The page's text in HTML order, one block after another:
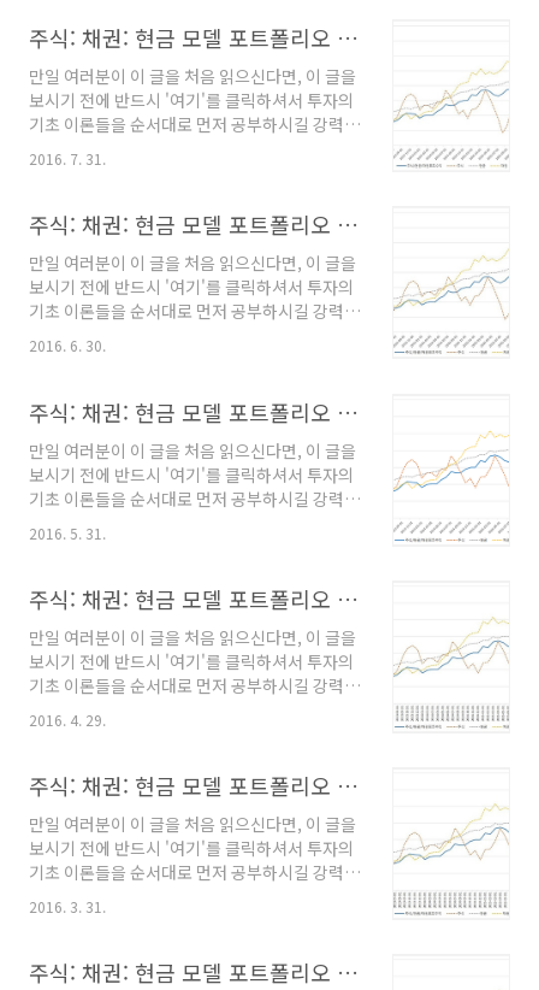
정립된 투자 규칙을 흔들림없이 오랜 기간 유지
----------------------------------------------
-------------------------- 주식:채권:현금 혼합
평균 모멘텀 비중 분산투자 전략(전략에 대한 상
세한 내용은 링크를 클릭하시기 바랍니다.) 2016
주식: 채권: 현금 모델 포트폴리오 (16)
만일 여러분이 이 글을 처음 읽으신다면, 이 글을
보시기 전에 반드시 '여기'를 클릭하셔서 투자의
기초 이론들을 순서대로 먼저 공부하시길 강력히
요청합니다. 왜냐하면, 이 내용을 알고 있지 않으
면 왜 이런 식의 투자를 해야하는지 이해하기 어
정립된 투자 규칙을 흔들림없이 오랜 기간 유지
----------------------------------------------
-------------------------- 주식:채권:현금 혼합
평균 모멘텀 비중 분산투자 전략(전략에 대한 상
세한 내용은 링크를 클릭하시기 바랍니다.) 2016
2016. 7. 31.
주식: 채권: 현금 모델 포트폴리오 (15)
만일 여러분이 이 글을 처음 읽으신다면, 이 글을
보시기 전에 반드시 '여기'를 클릭하셔서 투자의
기초 이론들을 순서대로 먼저 공부하시길 강력히
요청합니다. 왜냐하면, 이 내용을 알고 있지 않으
면 왜 이런 식의 투자를 해야하는지 이해하기 어
정립된 투자 규칙을 흔들림없이 오랜 기간 유지
하기가 사실상 불가능하기 때문입니다. --------
----------------------------------------------
-------------------------- 주식:채권:현금 혼합
평균 모멘텀 비중 분산투자 전략(전략에 대한 상
세한 내용은 링크를 클릭하시기 바랍니다.) 2016
2016. 6. 30.
주식: 채권: 현금 모델 포트폴리오 (14)
만일 여러분이 이 글을 처음 읽으신다면, 이 글을
보시기 전에 반드시 '여기'를 클릭하셔서 투자의
기초 이론들을 순서대로 먼저 공부하시길 강력히
면 왜 이런 식의 투자를 해야하는지 이해하기 어
정립된 투자 규칙을 흔들림없이 오랜 기간 유지
하기가 사실상 불가능하기 때문입니다. --------
----------------------------------------------
-------------------------- 주식:채권:현금 혼합
평균 모멘텀 비중 분산투자 전략(전략에 대한 상
세한 내용은 링크를 클릭하시기 바랍니다.) 2016
2016. 5. 31.
주식: 채권: 현금 모델 포트폴리오 (13)
만일 여러분이 이 글을 처음 읽으신다면, 이 글을
보시기 전에 반드시 '여기'를 클릭하셔서 투자의
기초 이론들을 순서대로 먼저 공부하시길 강력히
면 왜 이런 식의 투자를 해야하는지 이해하기 어
정립된 투자 규칙을 흔들림없이 오랜 기간 유지
하기가 사실상 불가능하기 때문입니다. --------
----------------------------------------------
-------------------------- 주식:채권:현금 혼합
평균 모멘텀 비중 분산투자 전략(전략에 대한 상
세한 내용은 링크를 클릭하시기 바랍니다.) 2016
2016. 4. 29.
주식: 채권: 현금 모델 포트폴리오 (12)
만일 여러분이 이 글을 처음 읽으신다면, 이 글을
보시기 전에 반드시 '여기'를 클릭하셔서 투자의
기초 이론들을 순서대로 먼저 공부하시길 강력히
요청합니다. 왜냐하면, 이 내용을 알고 있지 않으
면 왜 이런 식의 투자를 해야하는지 이해하기 어
정립된 투자 규칙을 흔들림없이 오랜 기간 유지
2016. 3. 31.
주식: 채권: 현금 모델 포트폴리오 (11)